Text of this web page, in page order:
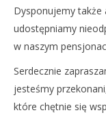
Dysponujemy także
udostępniamy
w naszym
Serdecznie
jesteśmy
które chętnie się